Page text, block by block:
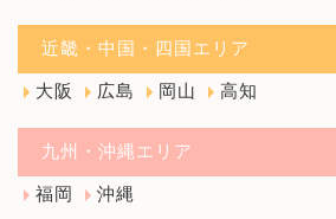
近畿・中国・四国エリア
大阪 広島 岡山 高知
九州・沖縄エリア
福岡 沖縄